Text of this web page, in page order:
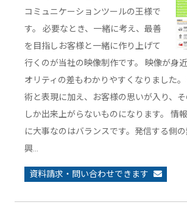
コミュニケーションツールの王様で
す。 必要なとき、一緒に考え、最善
を目指しお客様と一緒に作り上げて
行くのが当社の映像制作です。 映像が身
オリティの差もわかりやすくなりました
術と表現に加え、お客様の思いが入り、
しか出来上がらないものになります。 情
に大事なのはバランスです。発信する側
興…
資料請求・問い合わせできます